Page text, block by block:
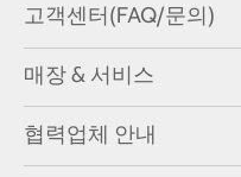
고객센터(FAQ/문의)
매장 & 서비스
협력업체 안내